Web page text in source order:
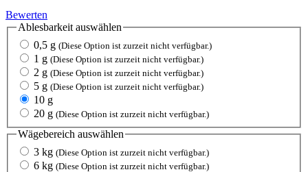
Bewerten
Ablesbarkeitauswählen
0,5 g (Diese Option ist zurzeit nicht verfügbar.)
1 g (Diese Option ist zurzeit nicht verfügbar.)
2 g (Diese Option ist zurzeit nicht verfügbar.)
5 g (Diese Option ist zurzeit nicht verfügbar.)
10 g
20 g (Diese Option ist zurzeit nicht verfügbar.)
Wägebereich auswählen
3 kg (Diese Option ist zurzeit nicht verfügbar.)
6 kg (Diese Option ist zurzeit nicht verfügbar.)